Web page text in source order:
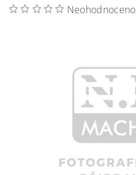
Neohodnoceno